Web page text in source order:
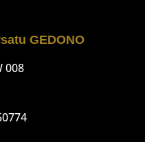
GEDONO
008